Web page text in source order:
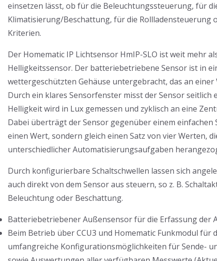
einsetzen lässt, ob für die Beleuchtungssteuerung, für
Klimatisierung/Beschattung, für die Rollladensteuerung
Kriterien.
Der Homematic IP Lichtsensor HmIP-SLO ist weit mehr
Helligkeitssensor. Der batteriebetriebene Sensor ist in
wettergeschützten Gehäuse untergebracht, das an
Durch ein klares Sensorfenster misst der Sensor seitlich
Helligkeit wird in Lux gemessen und zyklisch an eine
Dabei überträgt der Sensor gegenüber einem einfachen
einen Wert, sondern gleich einen Satz von vier Werten,
unterschiedlicher Automatisierungsaufgaben
Durch konfigurierbare Schaltschwellen lassen sich
auch direkt von dem Sensor aus steuern, so z. B.
Beleuchtung oder Beschattung.
Batteriebetriebener Außensensor für die Erfassung der
Beim Betrieb über CCU3 und Homematic Funkmodul für
umfangreiche Konfigurationsmöglichkeiten für Sende-